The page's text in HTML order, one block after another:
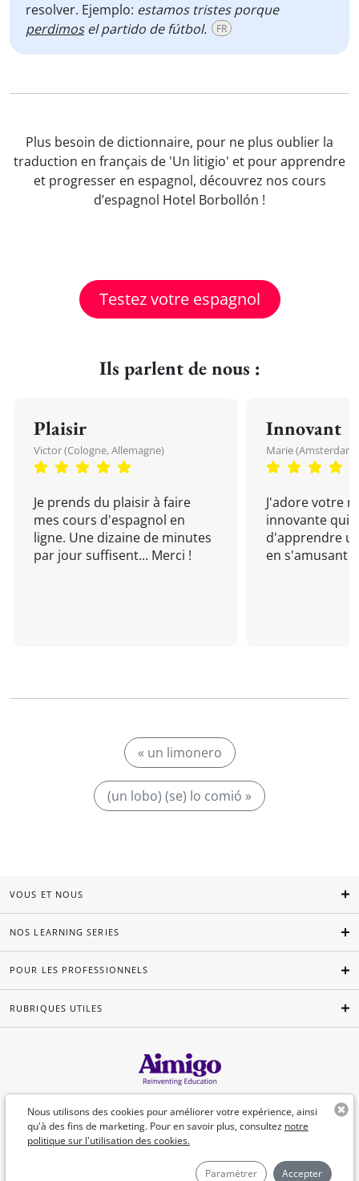
resolver. Ejemplo: estamos tristes porque
perdimosel partido de fútbol. FR
Plus besoin de dictionnaire, pour ne plus oublier la
traduction en français de 'Un litigio' et pour apprendre
et progresser en espagnol, découvrez nos cours
d’espagnol Hotel Borbollón !
Testez votre espagnol
Ils parlent de nous :
Plaisir
Victor (Cologne, Allemagne)
Je prends du plaisir à faire
mes cours d'espagnol en
ligne. Une dizaine de minutes
par jour suffisent... Merci !
Innovant
Marie (Amsterdam,
J'adore votre
innovante qui
d'apprendre
en s'amusant !
« un limonero
(un lobo) (se) lo comió »
Nous utilisons des cookies pour améliorer votre expérience, ainsi
qu'à des fins de marketing. Pour en savoir plus, consultez notre
politique sur l'utilisation des cookies.
Paramétrer Accepter
VOUS ET NOUS
NOS LEARNING SERIES
POUR LES PROFESSIONNELS
RUBRIQUES UTILES
Français
©Aimigo 2026